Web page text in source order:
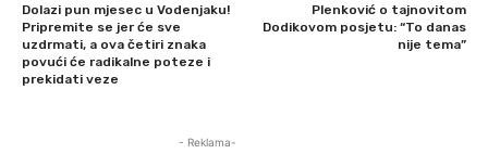
Dolazi pun mjesec u Vodenjaku!
Pripremite se jer će sve
uzdrmati, a ova četiri znaka
povući će radikalne poteze i
prekidati veze
Plenković o tajnovitom
Dodikovom posjetu: “To danas
nije tema”
- Reklama-